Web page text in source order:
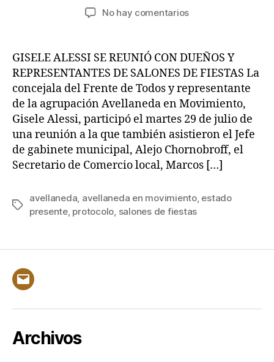
de
No hay comentariosen
GISELE ALESSI SE REUNIÓ CON DUEÑOS Y
REPRESENTANTES DE SALONES DE FIESTAS La
concejala del Frente de Todos y representante
de la agrupación Avellaneda en Movimiento,
Gisele Alessi, participó el martes 29 de julio de
una reunión a la que también asistieron el Jefe
de gabinete municipal, Alejo Chornobroff, el
Secretario de Comercio local, Marcos […]
Etiquetas
avellaneda avellaneda en movimiento, estado
presente, protocolo salones de fiestas
Correo
Archivos